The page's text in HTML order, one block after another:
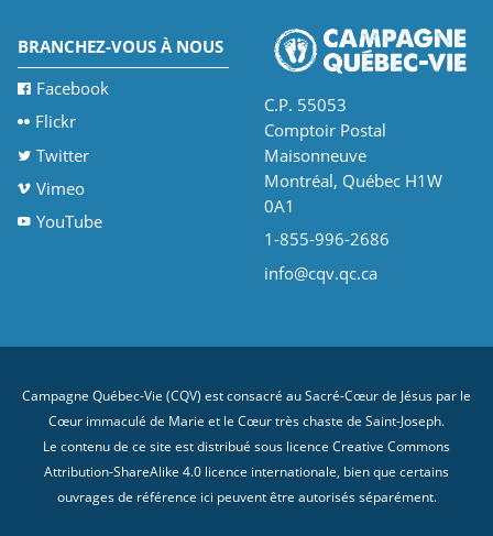
BRANCHEZ-VOUS À NOUS
Facebook
Flickr
Twitter
Vimeo
YouTube
C.P. 55053
Comptoir Postal
Maisonneuve
Montréal, Québec H1W
0A1
1-855-996-2686
info@cqv.qc.ca
Campagne Québec-Vie (CQV) est consacré au Sacré-Cœur de Jésus par le
Cœur immaculé de Marie et le Cœur très chaste de Saint-Joseph.
Le contenu de ce site est distribué sous licence Creative Commons
Attribution-ShareAlike 4.0 licence internationale , bien que certains
ouvrages de référence ici peuvent être autorisés séparément.